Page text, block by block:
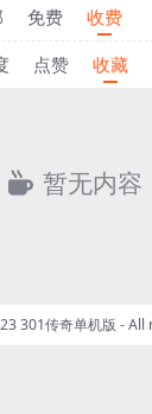
免费
收费
点赞 收藏
暂无内容
301传奇单机版 - All